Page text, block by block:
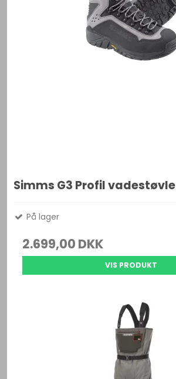
Simms G3 Profil vadestøvle
På lager
2.699,00 DKK
VIS PRODUKT